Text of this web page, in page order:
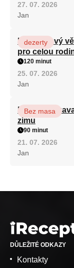
27. 07. 2026
Jan
Karamelový
pro celou
dezerty
120 minut
25. 07. 2026
Jan
Babiččino
zimu
Bez masa
90 minut
21. 07. 2026
Jan
DŮLEŽITÉ ODKAZY
Kontakty